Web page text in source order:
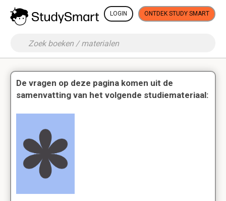
LOGIN ONTDEK STUDY SMART
De vragen op deze pagina komen uit de
samenvatting van het volgende studiemateriaal: